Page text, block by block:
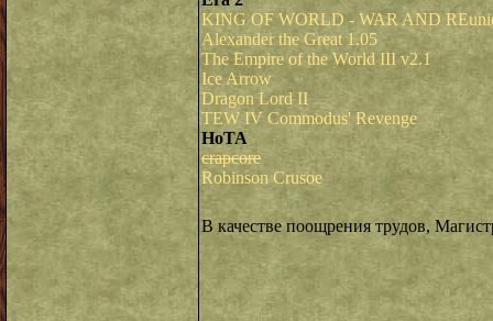
KING OF WORLD - WAR AND
Alexander the Great 1.05
The Empire of the World III v2.1
Ice Arrow
Dragon Lord II
TEW IV Commodus' Revenge
HoTA
crapcore
Robinson Crusoe
В качестве поощрения трудов,